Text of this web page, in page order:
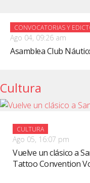
CONVOCATORIAS Y
Ago 04, 09:26 am
Asamblea Club
Cultura
CULTURA
Ago 05, 16:07 pm
Vuelve un clásico a
Tattoo Convention